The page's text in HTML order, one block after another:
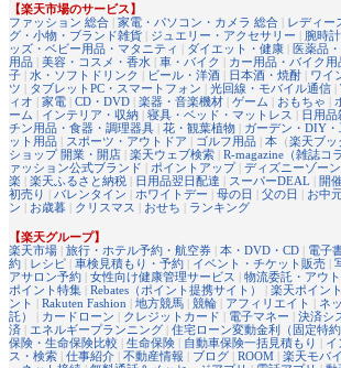
【楽天市場のサービス】
ファッション 総合 | 家電・パソコン・カメラ 総合 | レディー
グ・小物・ブランド雑貨 | ジュエリー・アクセサリー | 腕時計
ッズ・ベビー用品・マタニティ | ダイエット・健康 | 医薬品
用品 | 美容・コスメ・香水 | 車・バイク | カー用品・バイク用
子 | 水・ソフトドリンク | ビール・洋酒 | 日本酒・焼酎 | ワイ
ツ | タブレットPC・スマートフォン | 光回線・モバイル通信 |
ィオ | 家電 | CD・DVD | 楽器・音楽機材 | ゲーム | おもちゃ |
ーム | インテリア・収納 | 寝具・ベッド・マットレス | 日用品
チン用品・食器・調理器具 | 花・観葉植物 | ガーデン・DIY・
ット用品 | スポーツ・アウトドア | ゴルフ用品 | 本 （楽天ブッ
ショップ 開業・開店 | 楽天ウェブ検索 | R-magazine（雑誌コ
ァッション公式ブランド | ポイントアップ| ディズニーゾーン
楽 | 楽天ふるさと納税 | 日用品翌日配達 | スーパーDEAL | 開
初売り | バレンタイン | ホワイトデー | 母の日 | 父の日 | お中
ン | お歳暮 | クリスマス | おせち | ランキング
【楽天グループ】
楽天市場 | 旅行・ホテル予約・航空券 | 本・DVD・CD | 電子
約 | レシピ | 車検見積もり・予約 | イベント・チケット販売 |
アサロン予約 | 女性向け健康管理サービス | 物流委託・アウ
ポイント特集 | Rebates（ポイント提携サイト） | 楽天ポイン
ント | Rakuten Fashion | 地方競馬 | 競輪 | アフィリエイト | ネ
託）
| カードローン | クレジットカード | 電子マネー | 決済シ
済 | エネルギープランニング | 住宅ローン変動金利（固定特
保険・生命保険比較 | 生命保険 | 自動車保険一括見積もり | イ
ス・検索 | 仕事紹介 | 不動産情報 | ブログ | ROOM | 楽天モバ